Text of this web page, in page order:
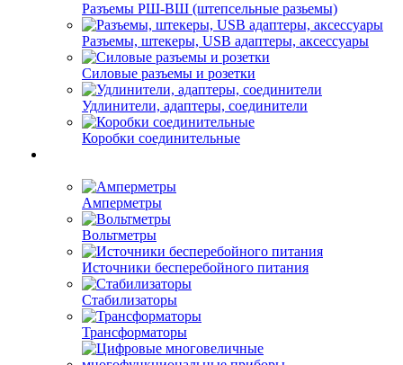
Разъемы РШ-ВШ (штепсельные разьемы)
Разъемы, штекеры, USB адаптеры, аксессуары
Силовые разъемы и розетки
Удлинители, адаптеры, соединители
Коробки соединительные
Амперметры
Вольтметры
Источники бесперебойного питания
Стабилизаторы
Трансформаторы